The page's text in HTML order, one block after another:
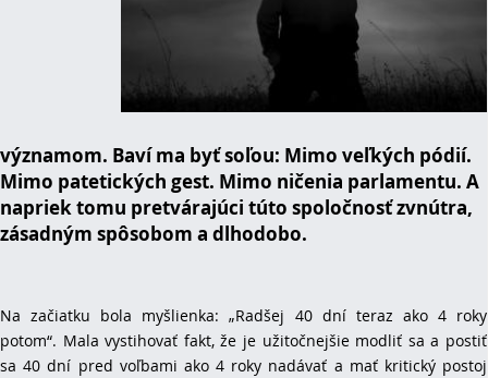
významom. Baví ma byť soľou: Mimo veľkých pódií.
Mimo patetických gest. Mimo ničenia parlamentu. A
napriek tomu pretvárajúci túto spoločnosť zvnútra,
zásadným spôsobom a dlhodobo.
Na začiatku bola myšlienka: „Radšej 40 dní teraz ako 4 roky
potom“. Mala vystihovať fakt, že je užitočnejšie modliť sa a postiť
sa 40 dní pred voľbami ako 4 roky nadávať a mať kritický postoj